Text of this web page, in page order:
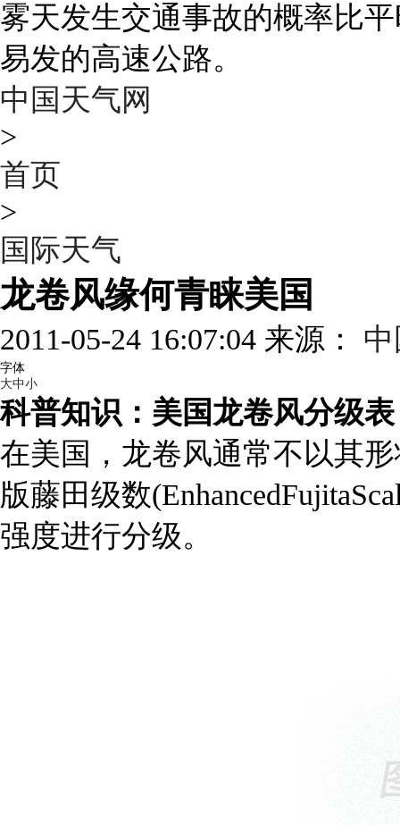
雾天发生交通事故的概率比
易发的高速公路。
中国天气网
>
首页
>
国际天气
龙卷风缘何青睐美国
2011-05-24 16:07:04 来源：
字体
大中小
科普知识：美国龙卷风分级表
在美国，龙卷风通常不以其
版藤田级数
强度进行分级。